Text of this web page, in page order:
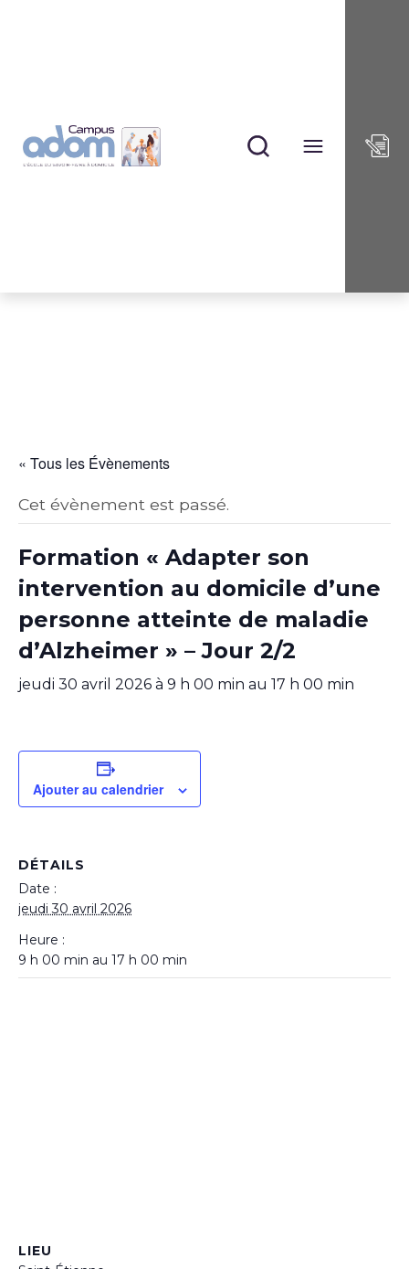
« Tous les Évènements
Cet évènement est passé.
Formation « Adapter son
intervention au domicile d’une
personne atteinte de maladie
d’Alzheimer » – Jour 2/2
jeudi 30 avril 2026 à 9 h 00 min au 17 h 00 min
Ajouter au calendrier
DÉTAILS
Date :
jeudi 30 avril 2026
Heure :
9 h 00 min au 17 h 00 min
LIEU